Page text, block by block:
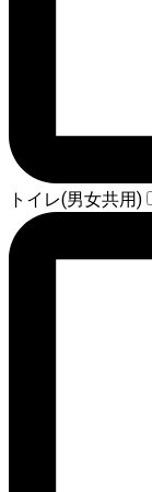
トイレ(男女共用)